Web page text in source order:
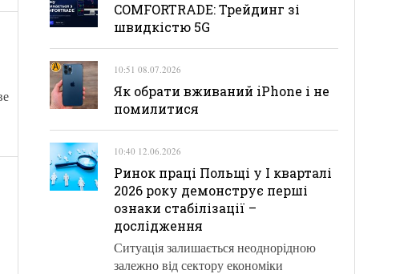
COMFORTRADE: Трейдинг зі
швидкістю 5G
10:51 08.07.2026
Як обрати вживаний iPhone і не
помилитися
10:40 12.06.2026
Ринок праці Польщі у І кварталі
2026 року демонструє перші
ознаки стабілізації –
дослідження
Ситуація залишається неоднорідною
залежно від сектору економіки